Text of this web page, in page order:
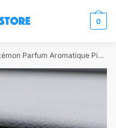
0
Parfum Aromatique Pikachu Bleu